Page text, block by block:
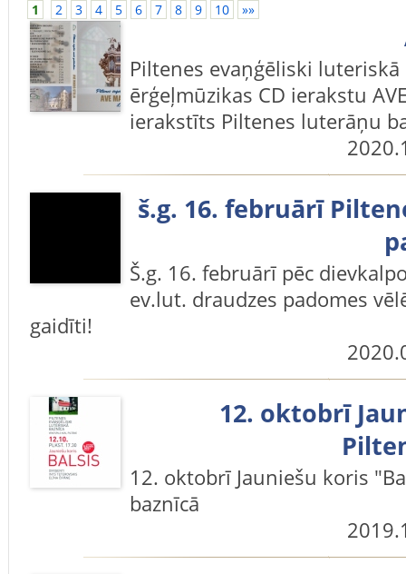
1 2 3 4 5 6 7 8 9 10 »»
Piltenes evaņģēliski
ērģeļmūzikas CD ierakstu
ierakstīts Piltenes luterāņu
š.g. 16. februārī
Š.g. 16. februārī pēc
ev.lut. draudzes padomes
gaidīti!
12. oktobrī
12. oktobrī Jauniešu koris
baznīcā